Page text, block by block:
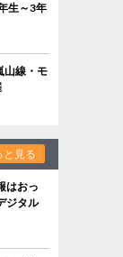
生～3年
山線・モ
と見る
はおっ
ジタル